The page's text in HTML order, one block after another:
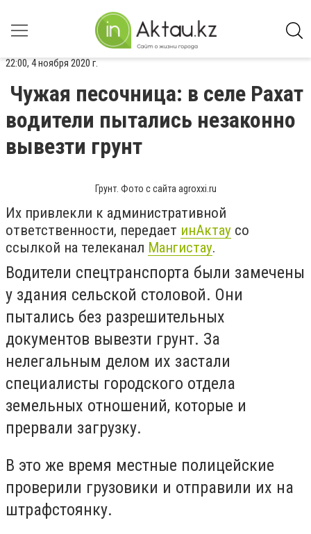
22:00, 4 ноября 2020 г.
Чужая песочница: в селе Рахат
водители пытались незаконно
вывезти грунт
Грунт. Фото с сайта agroxxi.ru
Их привлекли к административной
ответственности, передает инАктау со
ссылкой на телеканал Мангистау.
Водители спецтранспорта были замечены
у здания сельской столовой. Они
пытались без разрешительных
документов вывезти грунт. За
нелегальным делом их застали
специалисты городского отдела
земельных отношений, которые и
прервали загрузку.
В это же время местные полицейские
проверили грузовики и отправили их на
штрафстоянку.